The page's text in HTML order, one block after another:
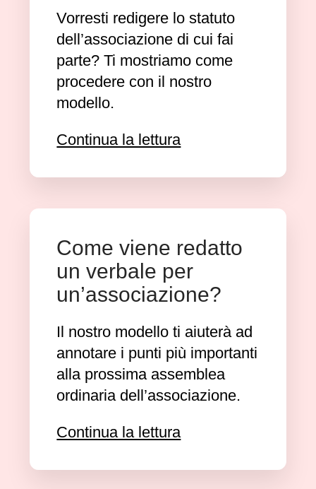
Vorresti redigere lo statuto
dell’associazione di cui fai
parte? Ti mostriamo come
procedere con il nostro
modello.
Continua la lettura
Come viene redatto
un verbale per
un’associazione?
Il nostro modello ti aiuterà ad
annotare i punti più importanti
alla prossima assemblea
ordinaria dell’associazione.
Continua la lettura